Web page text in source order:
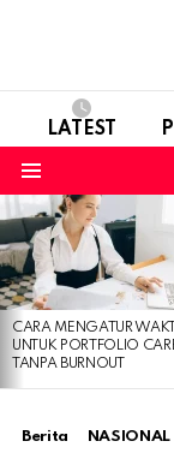
LATEST
LATEST
STORIES
CARA MENGATUR
UNTUK PORTFOLIO
TANPA BURNOUT
Berita NASIONAL